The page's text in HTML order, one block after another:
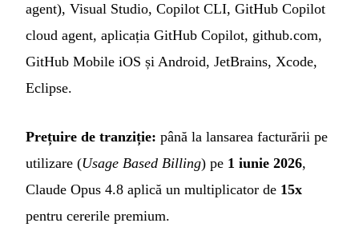
agent), Visual Studio, Copilot CLI, GitHub Copilot
cloud agent, aplicația GitHub Copilot, github.com,
GitHub Mobile iOS și Android, JetBrains, Xcode,
Eclipse.
Prețuire de tranziție: până la lansarea facturării pe
utilizare (Usage Based Billing) pe 1 iunie 2026,
Claude Opus 4.8 aplică un multiplicator de 15x
pentru cererile premium.